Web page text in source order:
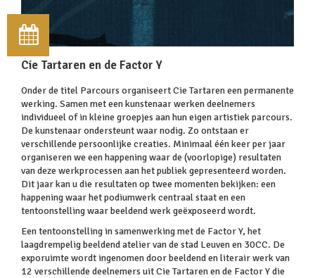
Cie Tartaren en de Factor Y
Onder de titel Parcours organiseert Cie Tartaren een permanente
werking. Samen met een kunstenaar werken deelnemers
individueel of in kleine groepjes aan hun eigen artistiek parcours.
De kunstenaar ondersteunt waar nodig. Zo ontstaan er
verschillende persoonlijke creaties. Minimaal één keer per jaar
organiseren we een happening waar de (voorlopige) resultaten
van deze werkprocessen aan het publiek gepresenteerd worden.
Dit jaar kan u die resultaten op twee momenten bekijken: een
happening waar het podiumwerk centraal staat en een
tentoonstelling waar beeldend werk geëxposeerd wordt.
Een tentoonstelling in samenwerking met de Factor Y, het
laagdrempelig beeldend atelier van de stad Leuven en 30CC. De
exporuimte wordt ingenomen door beeldend en literair werk van
12 verschillende deelnemers uit Cie Tartaren en de Factor Y die